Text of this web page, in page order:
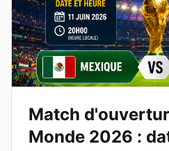
Match
Monde 2026 :